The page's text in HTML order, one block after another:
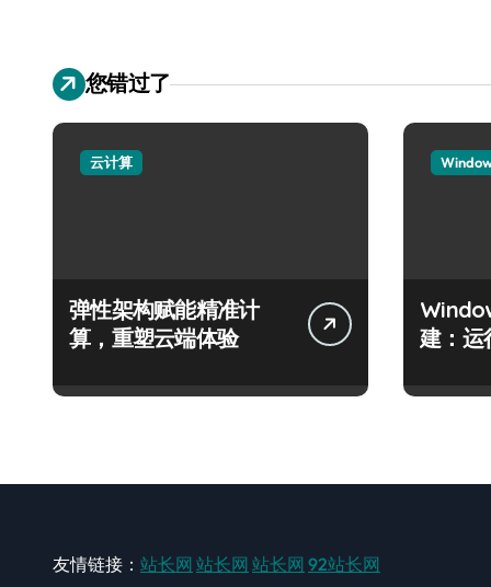
您错过了
云计算
弹性架构赋能精准计
算，重塑云端体验
建：运
友情链接： 站长网 站长网 站长网 92站长网